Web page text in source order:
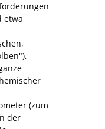
etwa
(zum
der